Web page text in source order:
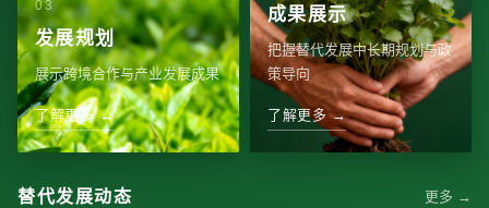
发展规划
展示跨境合作与产业发展成果
了解更多 →
成果展示
把握替代发展中长期规划与政
策导向
了解更多 →
替代发展动态 更多 →